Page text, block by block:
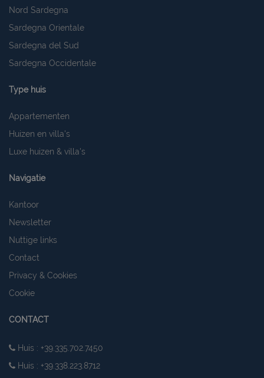
Nord Sardegna
Sardegna Orientale
Sardegna del Sud
Sardegna Occidentale
Type huis
Appartementen
Huizen en villa's
Luxe huizen & villa's
Navigatie
Kantoor
Newsletter
Nuttige links
Contact
Privacy & Cookies
Cookie
CONTACT
Huis : +39.335.702.7450
Huis : +39.338.223.8712